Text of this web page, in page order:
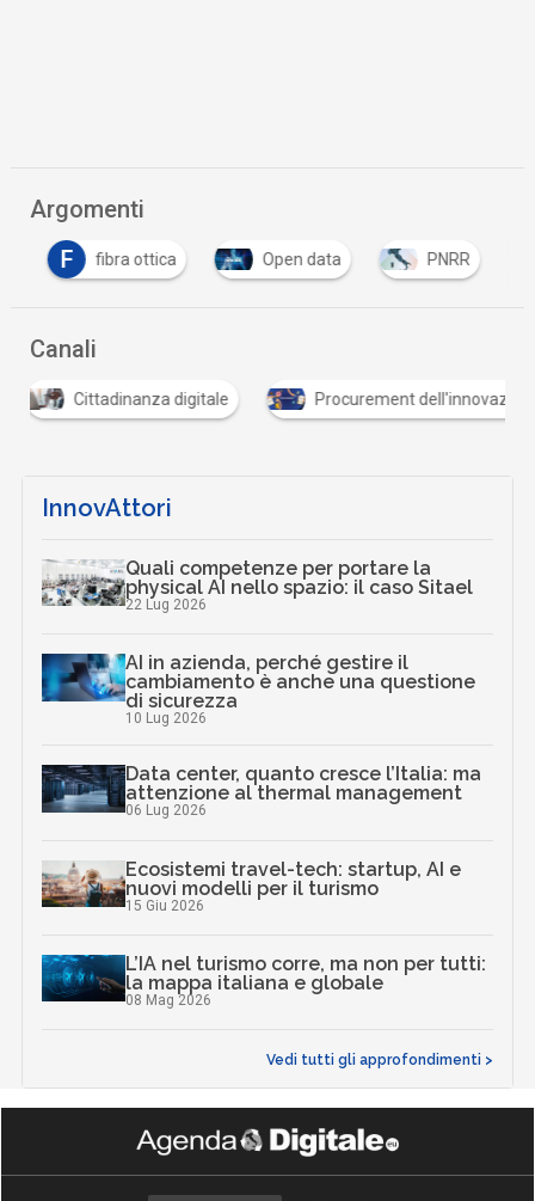
Argomenti
F
fibra ottica Open data PNRR
Canali
Cittadinanza digitale Procurement
InnovAttori
Quali competenze per portare la
physical AI nello spazio: il caso Sitael
22 Lug 2026
AI in azienda, perché gestire il
cambiamento è anche una questione
di sicurezza
10 Lug 2026
Data center, quanto cresce l’Italia: ma
attenzione al thermal management
06 Lug 2026
Ecosistemi travel-tech: startup, AI e
nuovi modelli per il turismo
15 Giu 2026
L’IA nel turismo corre, ma non per tutti:
la mappa italiana e globale
08 Mag 2026
Vedi tutti gli approfondimenti >